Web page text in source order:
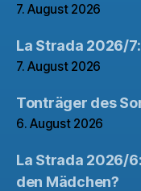
7. August 2026
La Strada 2026/
7. August 2026
Tonträger des
6. August 2026
La Strada 2026/
den Mädchen?